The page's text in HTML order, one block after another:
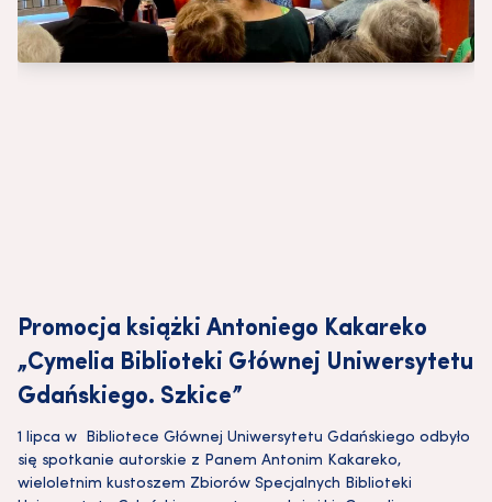
Promocja książki Antoniego Kakareko
„Cymelia Biblioteki Głównej Uniwersytetu
Gdańskiego. Szkice”
1 lipca w Bibliotece Głównej Uniwersytetu Gdańskiego odbyło
się spotkanie autorskie z Panem Antonim Kakareko,
wieloletnim kustoszem Zbiorów Specjalnych Biblioteki